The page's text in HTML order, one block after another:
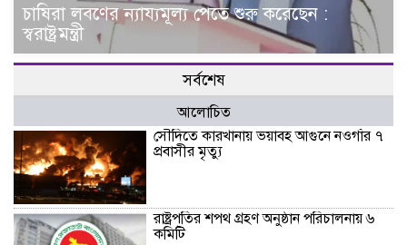
চাষিরা লবণের ন্যায্যমূল্য পেতে শুরু করেছেন :
স্বরাষ্ট্রমন্ত্রী
সর্বশেষ
আলোচিত
সৌদিতে কারখানায় ভয়াবহ আগুনে নওগাঁর ৭
প্রবাসীর মৃত্যু
রাষ্ট্রপতির শপথ গ্রহণ অনুষ্ঠান পরিচালনায় ৬
কমিটি